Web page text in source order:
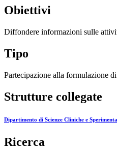
Obiettivi
Diffondere informazioni sulle
Tipo
Partecipazione alla formulazione
Strutture collegate
Dipartimento di Scienze Cliniche e
Ricerca